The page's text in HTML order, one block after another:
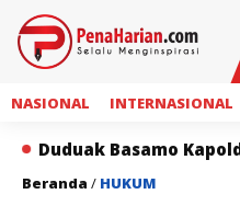
NASIONAL INTERNASIONAL
Kapolda Sumbar
Beranda / HUKUM